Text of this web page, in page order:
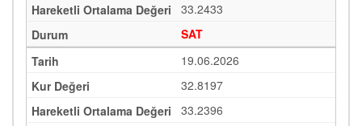
33.2433
SAT
19.06.2026
32.8197
33.2396